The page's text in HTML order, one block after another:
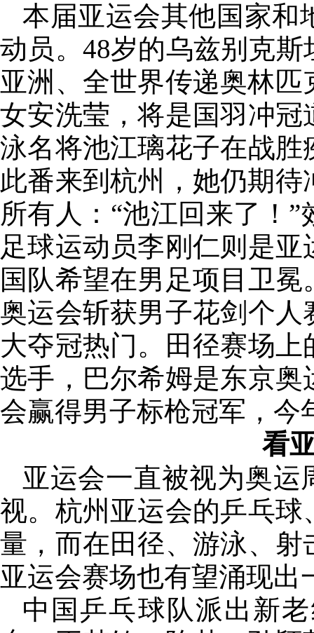
本届亚运会其他国家和
动员。48岁的乌兹别克
亚洲、全世界传递奥林
女安洗莹，将是国羽冲
泳名将池江璃花子在战
此番来到杭州，她仍期
所有人：“池江回来了！
足球运动员李刚仁则是
国队希望在男足项目卫
奥运会斩获男子花剑个
大夺冠热门。田径赛场
选手，巴尔希姆是东京
会赢得男子标枪冠军，今
看
亚运会一直被视为奥运
视。杭州亚运会的乒乓
量，而在田径、游泳、
亚运会赛场也有望涌现
中国乒乓球队派出新